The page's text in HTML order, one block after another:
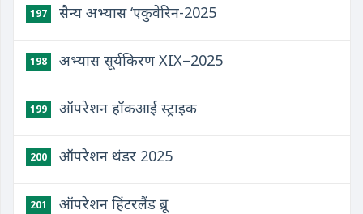
197 सैन्य अभ्यास ‘एकुवेरिन-2025
198 अभ्यास सूर्यकिरण XIX–2025
199 ऑपरेशन हॉकआई स्ट्राइक
200 ऑपरेशन थंडर 2025
201 ऑपरेशन हिंटरलैंड ब्रू